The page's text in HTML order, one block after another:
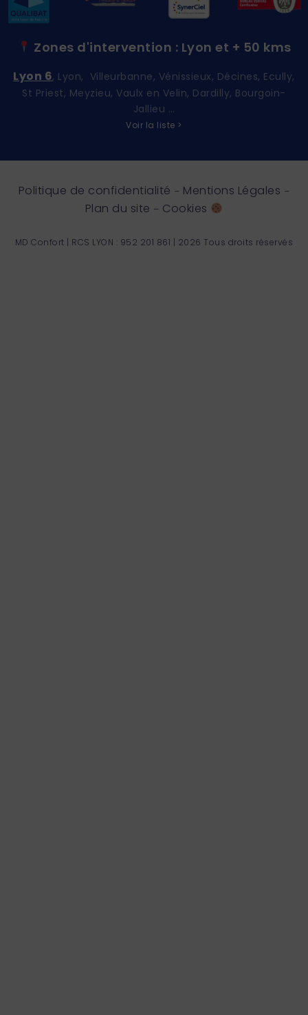
Zones d'intervention : Lyon et + 50 kms
Lyon 6, Lyon, Villeurbanne, Vénissieux, Décines, Ecully,
St Priest, Meyzieu, Vaulx en Velin, Dardilly, Bourgoin-
Jallieu …
Voir la liste >
Politique de confidentialité – Mentions Légales –
Plan du site – Cookies
MD Confort | RCS LYON : 952 201 861 | 2026 Tous droits réservés